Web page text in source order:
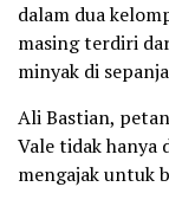
dalam dua
masing terdiri
minyak di
Ali Bastian,
Vale tidak hanya
mengajak untuk